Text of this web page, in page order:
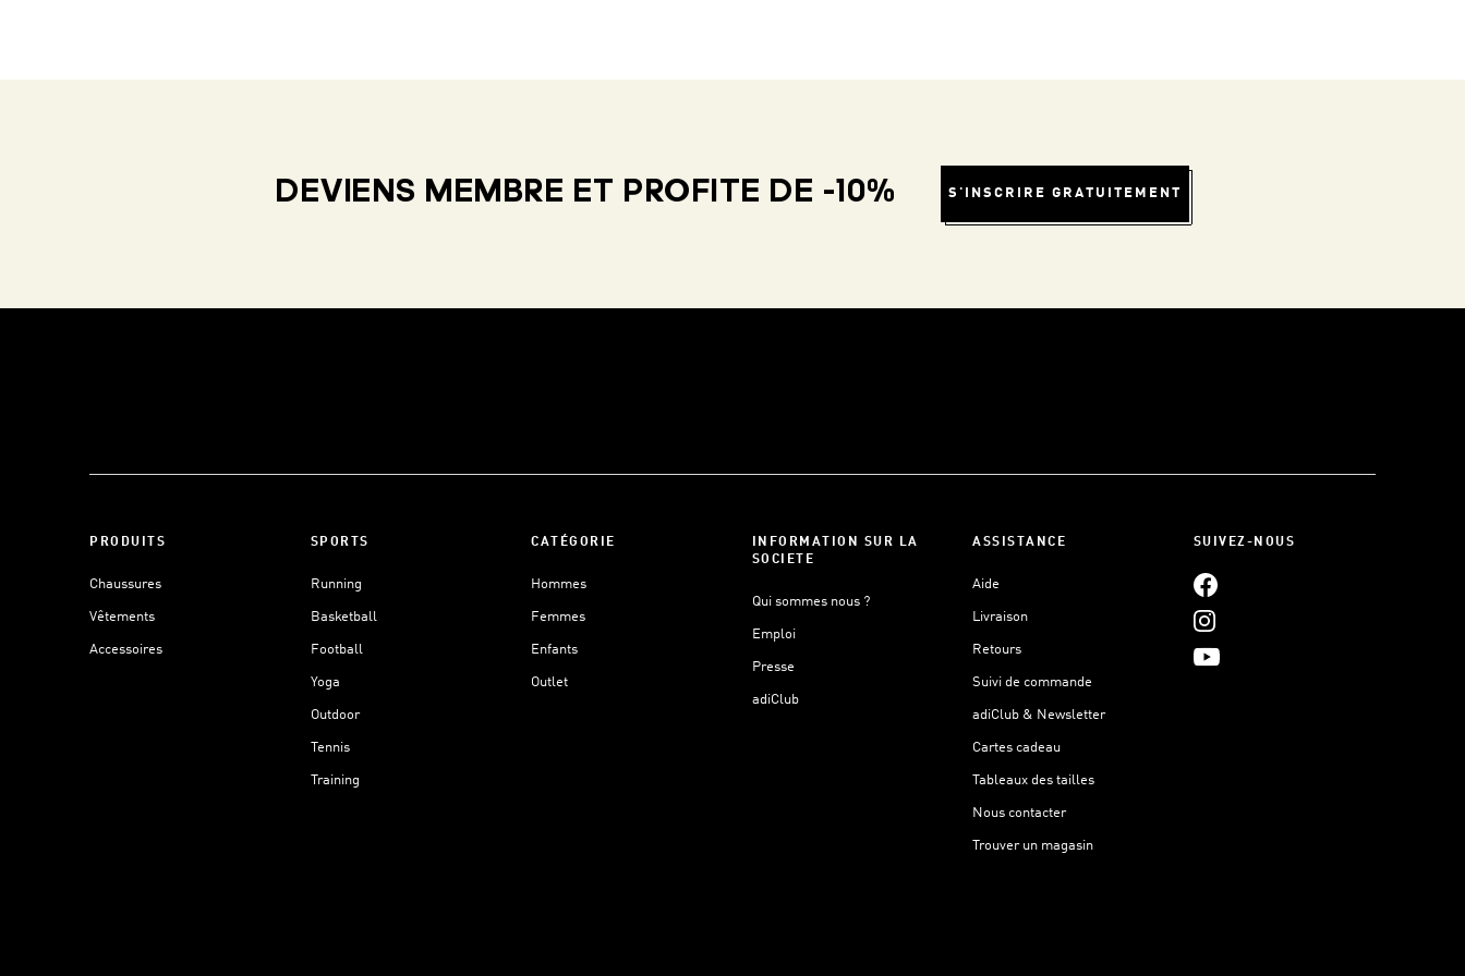
DEVIENS MEMBRE ET PROFITE DE -10% S'INSCRIRE GRATUITEMENT
PRODUITS
Chaussures
Vêtements
Accessoires
SPORTS
Running
Basketball
Football
Yoga
Outdoor
Tennis
Training
CATÉGORIE
Hommes
Femmes
Enfants
Outlet
INFORMATION SUR LA
SOCIETE
Qui sommes nous ?
Emploi
Presse
adiClub
ASSISTANCE
Aide
Livraison
Retours
Suivi de commande
adiClub & Newsletter
Cartes cadeau
Tableaux des tailles
Nous contacter
Trouver un magasin
SUIVEZ-NOUS